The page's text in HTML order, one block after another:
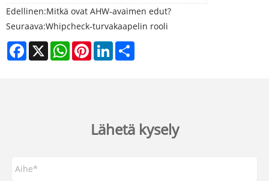
Edellinen:Mitkä ovat AHW-avaimen edut?
Seuraava:Whipcheck-turvakaapelin rooli
Facebook
X WhatsAppPinterestLinkedIn
Lähetä kysely